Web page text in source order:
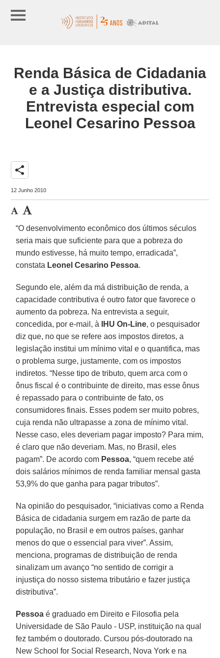
Renda Básica de Cidadania
e a Justiça distributiva.
Entrevista especial com
Leonel Cesarino Pessoa
share
12 Junho 2010
“O desenvolvimento econômico dos últimos séculos
seria mais que suficiente para que a pobreza do
mundo estivesse, há muito tempo, erradicada”,
constata Leonel Cesarino Pessoa.
Segundo ele, além da má distribuição de renda, a
capacidade contributiva é outro fator que favorece o
aumento da pobreza. Na entrevista a seguir,
concedida, por e-mail, à
IHU On-Line, o pesquisador
diz que, no que se refere aos impostos diretos, a
legislação institui um mínimo vital e o quantifica, mas
o problema surge, justamente, com os impostos
indiretos. “Nesse tipo de tributo, quem arca com o
ônus fiscal é o contribuinte de direito, mas esse ônus
é repassado para o contribuinte de fato, os
consumidores finais. Esses podem ser muito pobres,
cuja renda não ultrapasse a zona de mínimo vital.
Nesse caso, eles deveriam pagar imposto? Para mim,
é claro que não deveriam. Mas, no Brasil, eles
pagam”. De acordo com Pessoa, “quem recebe até
dois salários mínimos de renda familiar mensal gasta
53,9% do que ganha para pagar tributos”.
Na opinião do pesquisador, “iniciativas como a Renda
Básica de cidadania surgem em razão de parte da
população, no Brasil e em outros países, ganhar
menos do que o essencial para viver”. Assim,
menciona, programas de distribuição de renda
sinalizam um avanço “no sentido de corrigir a
injustiça do nosso sistema tributário e fazer justiça
distributiva”.
Pessoa é graduado em Direito e Filosofia pela
Universidade de São Paulo - USP, instituição na qual
fez também o doutorado. Cursou pós-doutorado na
New School for Social Research, Nova York e na